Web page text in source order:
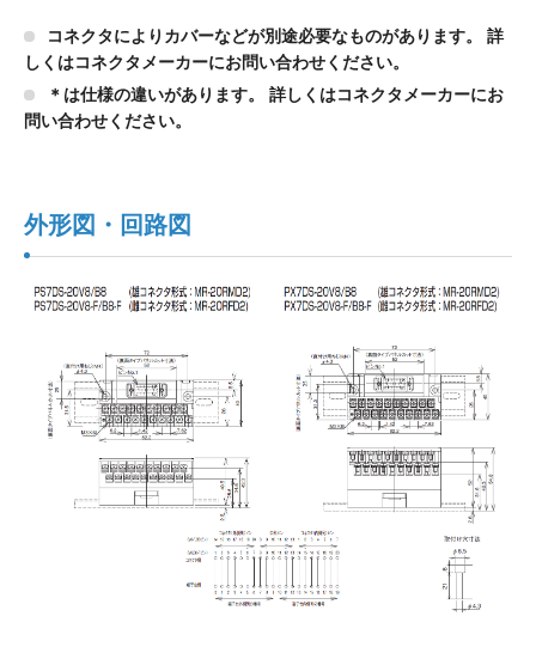
コネクタによりカバーなどが別途必要なものがあります。 詳
しくはコネクタメーカーにお問い合わせください。
＊は仕様の違いがあります。 詳しくはコネクタメーカーにお
問い合わせください。
外形図・回路図